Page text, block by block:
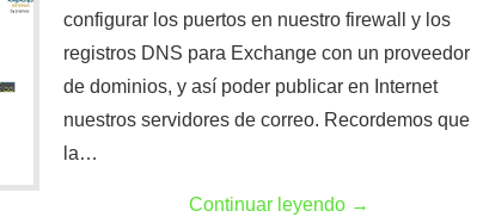
configurar los puertos en nuestro firewall y los
registros DNS para Exchange con un proveedor
de dominios, y así poder publicar en Internet
nuestros servidores de correo. Recordemos que
la…
Continuar leyendo →